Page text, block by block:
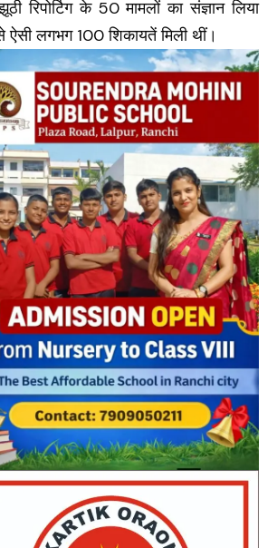
रिपोर्टिग के 50 मामलों का संज्ञान लिया
लगभग 100 शिकायतें मिली थीं।